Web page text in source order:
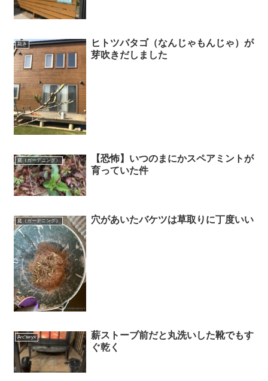
花き
ヒトツバタゴ（なんじゃもんじゃ）が
芽吹きだしました
庭（ガーデニング）
【恐怖】いつのまにかスペアミントが
育っていた件
庭（ガーデニング） 穴があいたバケツは草取りに丁度いい
Arc'teryx
薪ストーブ前だと丸洗いした靴でもす
ぐ乾く